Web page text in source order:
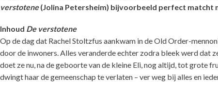
verstotene(Jolina Petersheim) bijvoorbeeld perfect matcht
Inhoud De verstotene
Op de dag dat Rachel Stoltzfus aankwam in de Old Order-
door de inwoners. Alles veranderde echter zodra bleek werd dat
doet ze nu, na de geboorte van de kleine Eli, nog altijd, tot grote
dwingt haar de gemeenschap te verlaten – ver weg bij alles en